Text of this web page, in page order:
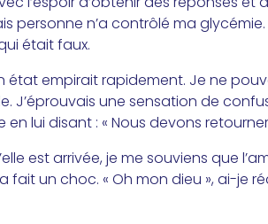
personne n’a contrôlé ma
était faux.
état empirait rapidement. Je ne
J’éprouvais une sensation de
lui disant : « Nous devons retourner
est arrivée, je me souviens que
fait un choc. « Oh mon dieu », ai-je